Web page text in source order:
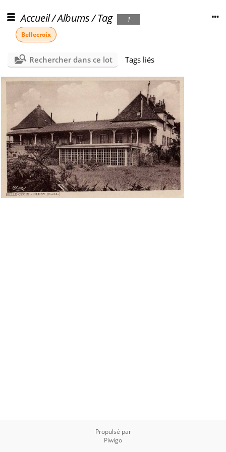
Accueil/Albums/Tag
1
Bellecroix
Rechercher dans ce lot Tags liés
Propulsé par
Piwigo